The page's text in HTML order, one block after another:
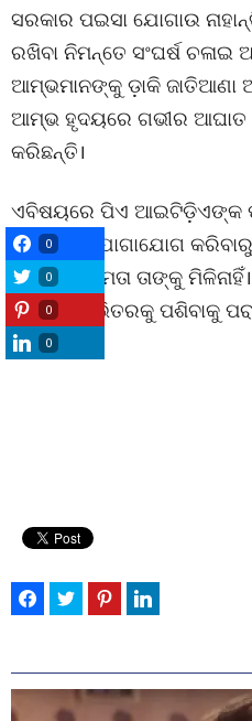
ସରକାର ପଇସା ଯୋଗାଉ
ରଖିବା ନିମନ୍ତେ ସଂଘର୍ଷ ଚଳାଇ
ଆମ୍ଭମାନଙ୍କୁ ଡ଼ାକି ଜାତିଆଣା
ଆମ୍ଭ ହୃଦୟରେ ଗଭୀର
କରିଛନ୍ତି।
ଏବିଷୟରେ ପିଏ ଆଇଟିଡ଼ିଏଙ୍କ
ଫୋନରେ ଯୋଗାଯୋଗ
ଦେବାର କ୍ଷମତା ତାଙ୍କୁ
କରିବା ସହ ଭିତରକୁ ପଶିବାକୁ
0
0
0
0